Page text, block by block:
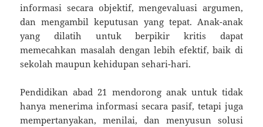
informasi secara objektif, mengevaluasi argumen,
dan mengambil keputusan yang tepat. Anak-anak
yang dilatih untuk berpikir kritis dapat
memecahkan masalah dengan lebih efektif, baik di
sekolah maupun kehidupan sehari-hari.
Pendidikan abad 21 mendorong anak untuk tidak
hanya menerima informasi secara pasif, tetapi juga
mempertanyakan, menilai, dan menyusun solusi